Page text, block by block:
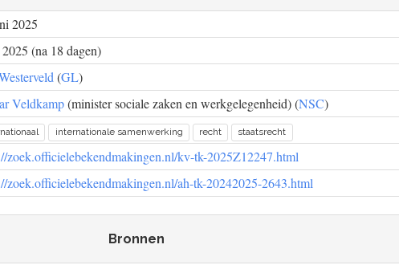
2025
(na 18 dagen)
(GL)
Veldkamp(minister sociale zaken en werkgelegenheid) (NSC)
internationale samenwerking recht staatsrecht
zoek.officielebekendmakingen.nl/kv-tk-2025Z12247.html
zoek.officielebekendmakingen.nl/ah-tk-20242025-2643.html
Bronnen